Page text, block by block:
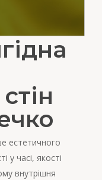
естетичного
у часі, якості
внутрішня